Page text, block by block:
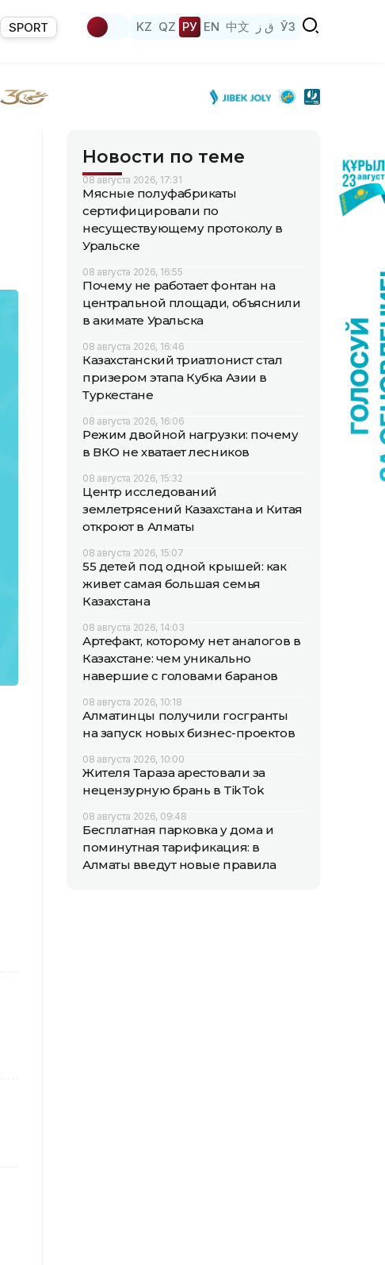
SPORT KZ QZ РУ EN 中文 ق ز ЎЗ
Новости по теме
08 августа 2026, 17:31
Мясные полуфабрикаты
сертифицировали по
несуществующему протоколу в
Уральске
08 августа 2026, 16:55
Почему не работает фонтан на
центральной площади, объяснили
в акимате Уральска
08 августа 2026, 16:46
Казахстанский триатлонист стал
призером этапа Кубка Азии в
Туркестане
08 августа 2026, 16:06
Режим двойной нагрузки: почему
в ВКО не хватает лесников
08 августа 2026, 15:32
Центр исследований
землетрясений Казахстана и Китая
откроют в Алматы
08 августа 2026, 15:07
55 детей под одной крышей: как
живет самая большая семья
Казахстана
08 августа 2026, 14:03
Артефакт, которому нет аналогов в
Казахстане: чем уникально
навершие с головами баранов
08 августа 2026, 10:18
Алматинцы получили госгранты
на запуск новых бизнес-проектов
08 августа 2026, 10:00
Жителя Тараза арестовали за
нецензурную брань в TikTok
08 августа 2026, 09:48
Бесплатная парковка у дома и
поминутная тарификация: в
Алматы введут новые правила